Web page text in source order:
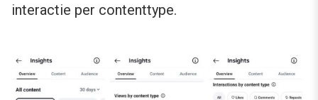
interactie per contenttype.